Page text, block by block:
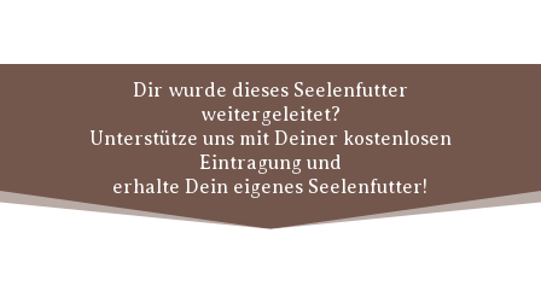
Dir wurde dieses Seelenfutter
weitergeleitet?
Unterstütze uns mit Deiner kostenlosen
Eintragung und
erhalte Dein eigenes Seelenfutter!